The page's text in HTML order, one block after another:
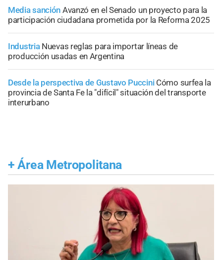
Media sanción Avanzó en el Senado un proyecto para la
participación ciudadana prometida por la Reforma 2025
Industria Nuevas reglas para importar líneas de
producción usadas en Argentina
Desde la perspectiva de Gustavo Puccini Cómo surfea la
provincia de Santa Fe la "difícil" situación del transporte
interurbano
+ Área Metropolitana